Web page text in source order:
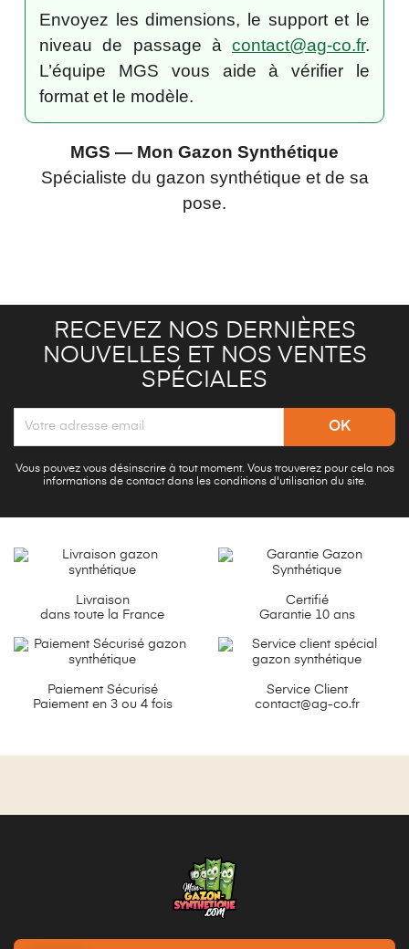
Envoyez les dimensions, le support et le
niveau de passage à contact@ag-co.fr.
L’équipe MGS vous aide à vérifier le
format et le modèle.
MGS — Mon Gazon Synthétique
Spécialiste du gazon synthétique et de sa
pose.
RECEVEZ NOS DERNIÈRES
NOUVELLES ET NOS VENTES
SPÉCIALES
Vous pouvez vous désinscrire à tout moment. Vous trouverez pour cela nos
informations de contact dans les conditions d'utilisation du site.
Livraison
dans toute la France
Certifié
Garantie 10 ans
Paiement Sécurisé
Paiement en 3 ou 4 fois
Service Client
contact@ag-co.fr